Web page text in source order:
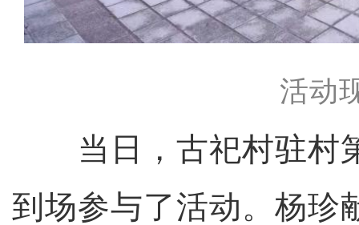
活动
当日，古祀村驻村
到场参与了活动。杨珍